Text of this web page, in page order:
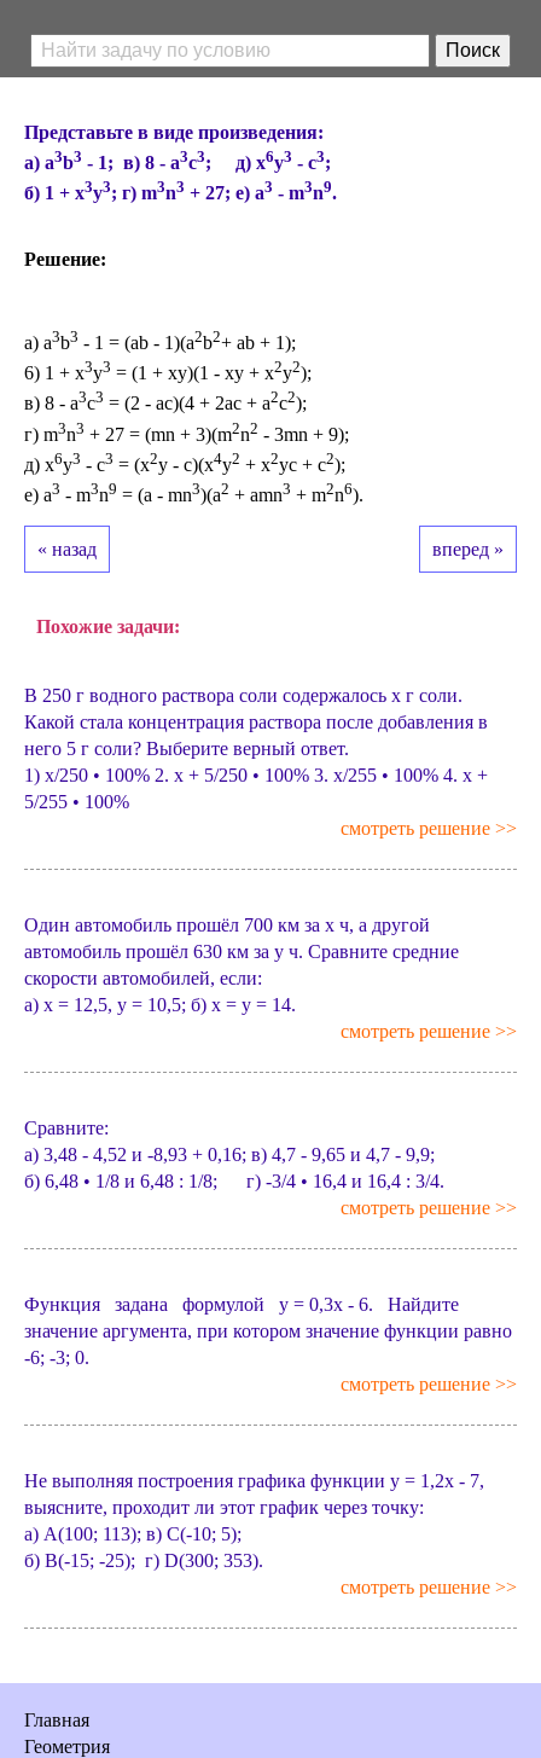
Представьте в виде произведения:
а) а3b3 - 1; в) 8 - а3с3; д) х6у3 - с3;
б) 1 + x3y3; г) m3n3 + 27; е) а3 - m3n9.
Решение:
a) а3b3 - 1 = (ab - 1)(a2b2+ ab + 1);
6) 1 + x3y3 = (1 + xy)(1 - xy + x2y2);
в) 8 - а3с3 = (2 - ac)(4 + 2ac + a2c2);
г) m3n3 + 27 = (mn + 3)(m2n2 - 3mn + 9);
д) х6у3 - с3 = (x2y - c)(x4y2 + x2yc + c2);
e) а3 - m3n9 = (a - mn3)(a2 + amn3 + m2n6).
« назад вперед »
Похожие задачи:
В 250 г водного раствора соли содержалось х г соли.
Какой стала концентрация раствора после добавления в
него 5 г соли? Выберите верный ответ.
1) x/250 • 100% 2. x + 5/250 • 100% 3. x/255 • 100% 4. x +
5/255 • 100%
смотреть решение >>
Один автомобиль прошёл 700 км за х ч, а другой
автомобиль прошёл 630 км за у ч. Сравните средние
скорости автомобилей, если:
а) х = 12,5, у = 10,5; б) х = у = 14.
смотреть решение >>
Сравните:
а) 3,48 - 4,52 и -8,93 + 0,16; в) 4,7 - 9,65 и 4,7 - 9,9;
б) 6,48 • 1/8 и 6,48 : 1/8; г) -3/4 • 16,4 и 16,4 : 3/4.
смотреть решение >>
Функция задана формулой у = 0,3x - 6. Найдите
значение аргумента, при котором значение функции равно
-6; -3; 0.
смотреть решение >>
Не выполняя построения графика функции у = 1,2x - 7,
выясните, проходит ли этот график через точку:
а) A(100; 113); в) С(-10; 5);
б) В(-15; -25); г) D(300; 353).
смотреть решение >>
Главная
Геометрия